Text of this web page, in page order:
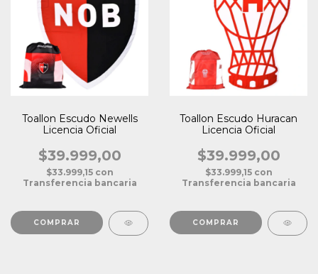
Toallon Escudo Newells
Licencia Oficial
$39.999,00
$33.999,15 con
Transferencia bancaria
Toallon Escudo Huracan
Licencia Oficial
$39.999,00
$33.999,15 con
Transferencia bancaria